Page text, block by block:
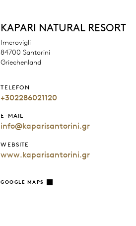
KAPARI NATURAL RESORT
Imerovigli
84700 Santorini
Griechenland
TELEFON
+302286021120
E-MAIL
info@kaparisantorini.gr
WEBSITE
www.kaparisantorini.gr
GOOGLE MAPS